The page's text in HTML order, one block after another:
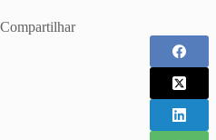
Compartilhar